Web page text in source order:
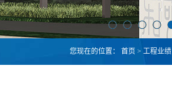
您现在的位置： 首页 > 工程业绩